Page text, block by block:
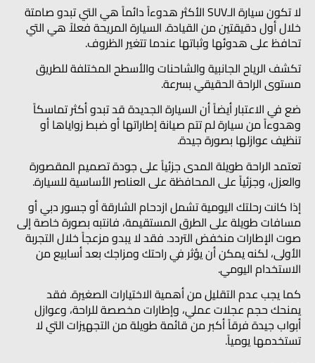
لا تكون سيارة الـSUV الأكثر هدوءاً دائماً هي التي تبدو صامتة
خلال أول دقيقتين من القيادة. السيارة المريحة فعلاً هي التي
تحافظ على هدوئها وثباتها عندما تتغير الظروف.
تكشف الرياح الجانبية والشاحنات والأسطح المختلفة للطريق
مستوى الراحة الحقيقي بسرعة.
ضع في الاعتبار أيضاً أن السيارة الجديدة قد تبدو أكثر تماسكاً
وهدوءاً من سيارة لم تتم صيانة إطاراتها أو ضبط زواياها أو
تنظيف عوازلها بصورة جيدة.
تعتمد الراحة طويلة المدى جزئياً على جودة تصميم المقصورة
والعزل، وجزئياً على المحافظة على العناصر الأساسية للسيارة.
إذا كانت رحلتك اليومية تشمل ازدحام الشارقة أو جسور دبي أو
مسافات طويلة على الطرق المستقيمة، فانتبه بصورة خاصة إلى
صوت الإطارات منخفض التردد. فقد لا يبدو مزعجاً خلال التجربة
الأولى، لكنه يمكن أن يؤثر في راحتك ومزاجك بعد أسابيع من
الاستخدام اليومي.
كما يجب عدم التقليل من أهمية الاختيارات الصغيرة. فقد
يمنحك حجم عجلات عملي، وإطارات مخصصة للراحة، وعوازل
أبواب جيدة فرقاً أكبر من قائمة طويلة من التجهيزات التي لا
تستخدمها يومياً.